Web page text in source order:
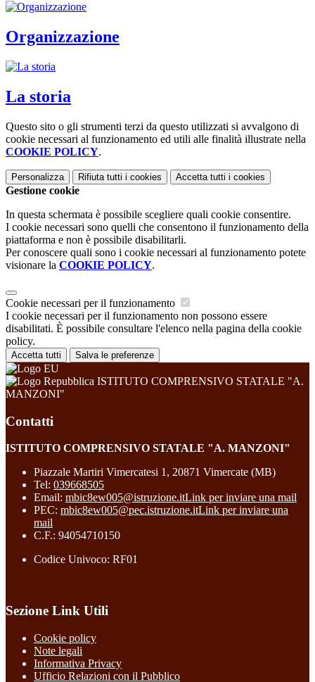
Organizzazione
La storia
Questo sito o gli strumenti terzi da questo utilizzati si avvalgono di
cookie necessari al funzionamento ed utili alle finalità illustrate nella
COOKIE POLICY.
Personalizza Rifiuta tutti i cookies Accetta tutti i cookies
Gestione cookie
In questa schermata è possibile scegliere quali cookie consentire.
I cookie necessari sono quelli che consentono il funzionamento della
piattaforma e non è possibile disabilitarli.
Per conoscere quali sono i cookie necessari al funzionamento potete
visionare la COOKIE POLICY.
Cookie necessari per il funzionamento
I cookie necessari per il funzionamento non possono essere
disabilitati. È possibile consultare l'elenco nella pagina della cookie
policy.
Accetta tutti Salva le preferenze
ISTITUTO COMPRENSIVO STATALE "A.
MANZONI"
Contatti
ISTITUTO COMPRENSIVO STATALE "A. MANZONI"
Piazzale Martiri Vimercatesi 1, 20871 Vimercate (MB)
Tel: 039668505
Email: mbic8ew005@istruzione.itLink per inviare una mail
PEC: mbic8ew005@pec.istruzione.itLink per inviare una
mail
C.F.: 94054710150
Codice Univoco: RF01
Sezione Link Utili
Cookie policy
Note legali
Informativa Privacy
Ufficio Relazioni con il Pubblico